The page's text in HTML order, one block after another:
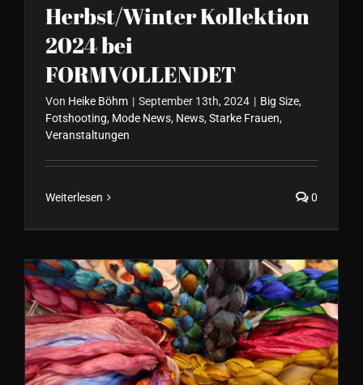
Herbst/Winter Kollektion
2024 bei
FORMVOLLENDET
Von Heike Böhm | September 13th, 2024 | Big Size,
Fotshooting, Mode News, News, Starke Frauen,
Veranstaltungen
Weiterlesen 0
Start in den Modefrühling
(Sommer) 2024 bei
FORMVOLLENDET